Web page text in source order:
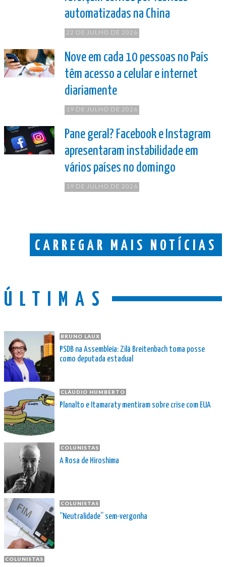
automatizadas na China
22 DE JULHO DE 2026
Nove em cada 10 pessoas no País
têm acesso a celular e internet
diariamente
19 DE JULHO DE 2026
Pane geral? Facebook e Instagram
apresentaram instabilidade em
vários países no domingo
19 DE JULHO DE 2026
CARREGAR MAIS NOTÍCIAS
ÚLTIMAS
BRUNO LAUX
PSDB na Assembleia: Zilá Breitenbach toma posse
como deputada estadual
CLÁUDIO HUMBERTO
Planalto e Itamaraty mentiram sobre crise com EUA
COLUNISTAS
A Rosa de Hiroshima
COLUNISTAS
“Neutralidade” sem-vergonha
COLUNISTAS